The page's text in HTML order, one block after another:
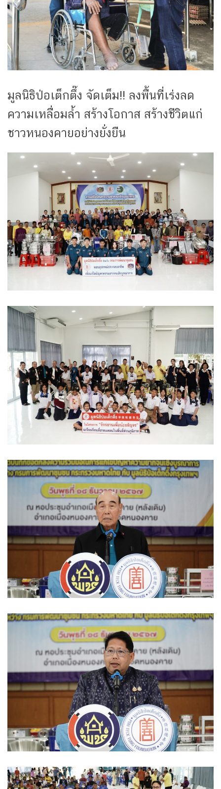
มูลนิธิป่อเต็กตึ๊ง จัดเต็ม!! ลงพื้นที่เร่งลด
ความเหลื่อมล้ำ สร้างโอกาส สร้างชีวิตแก่
ชาวหนองคายอย่างยั่งยืน